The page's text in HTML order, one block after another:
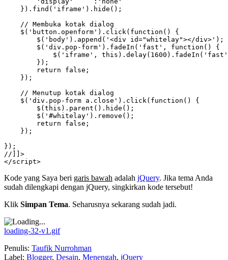
    }).find('iframe').hide();
    // Membuka kotak dialog
    $('button.openform').click(function() {
        $('body').append('<div id="whitelay"></div>');
        $('div.pop-form').fadeIn('fast', function() {
$('iframe',
        });
        return false;
    });
    // Menutup kotak dialog
    $('div.pop-form a.close').click(function() {
        $(this).parent().hide();
        $('#whitelay').remove();
        return false;
    });
});
//]]>
</script>
Kode yang Saya beri garis bawah adalah jQuery. Jika tema Anda
sudah dilengkapi dengan jQuery, singkirkan kode tersebut!
Klik Simpan Tema. Seharusnya sekarang sudah jadi.
loading-32-v1.gif
Penulis: Taufik Nurrohman
Label: Blogger, Desain, Menengah, jQuery